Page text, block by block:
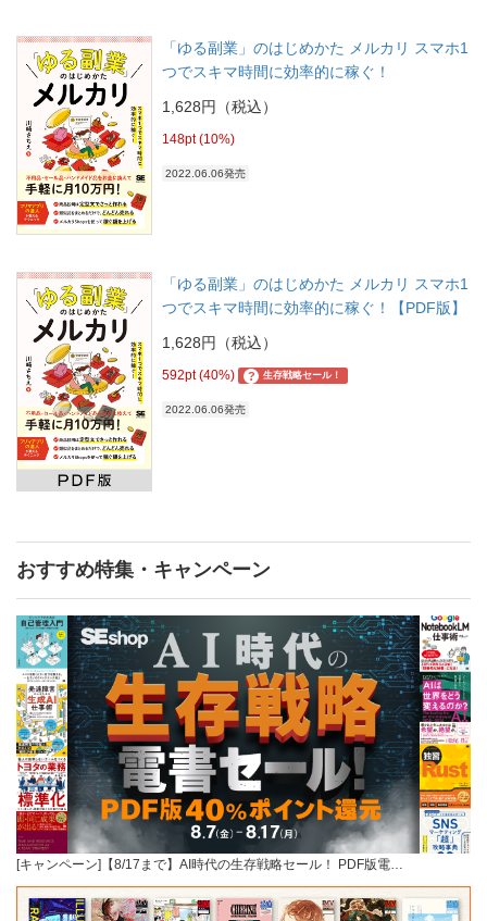
「ゆる副業」のはじめかた メルカリ スマホ1
つでスキマ時間に効率的に稼ぐ！
1,628円（税込）
148pt (10%)
2022.06.06発売
「ゆる副業」のはじめかた メルカリ スマホ1
つでスキマ時間に効率的に稼ぐ！【PDF版】
1,628円（税込）
592pt (40%) ? 生存戦略セール！
2022.06.06発売
おすすめ特集・キャンペーン
[キャンペーン]【8/17まで】AI時代の生存戦略セール！ PDF版電…